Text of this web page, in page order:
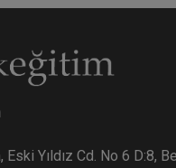
Eski Yıldız Cd. No 6 D:8,